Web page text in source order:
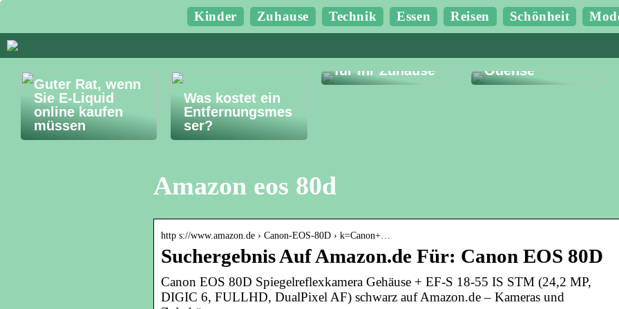
Kinder Zuhause Technik Essen Reisen Schönheit
Guter Rat, wenn
Sie E-Liquid
online kaufen
müssen
Was kostet ein
Entfernungsmes
ser?
gute Ersparnis
für Ihr Zuhause
he Erlebnisse in
Odense
Amazon eos 80d
http s://www.amazon.de › Canon-EOS-80D › k=Canon+…
Suchergebnis Auf Amazon.de Für: Canon EOS 80D
Canon EOS 80D Spiegelreflexkamera Gehäuse + EF-S 18-55 IS STM (24,2 MP,
DIGIC 6, FULLHD, DualPixel AF) schwarz auf Amazon.de – Kameras und